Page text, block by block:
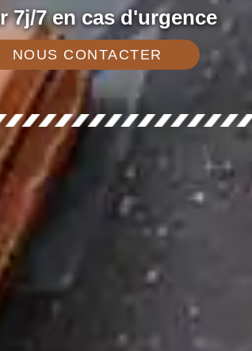
7j/7 en cas d'urgence
NOUS CONTACTER